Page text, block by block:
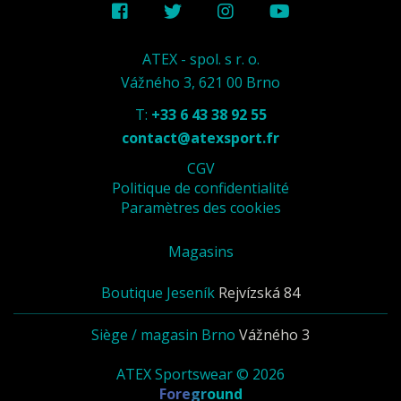
ATEX - spol. s r. o.
Vážného 3, 621 00 Brno
T: +33 6 43 38 92 55
contact@atexsport.fr
CGV
Politique de confidentialité
Paramètres des cookies
Magasins
Boutique Jeseník Rejvízská 84
Siège / magasin Brno Vážného 3
ATEX Sportswear © 2026
Foreground